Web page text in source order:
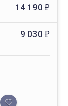
14 190 ₽
9 030 ₽